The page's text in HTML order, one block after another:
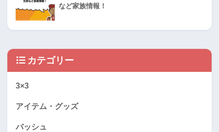
など家族情報！
カテゴリー
3×3
アイテム・グッズ
バッシュ